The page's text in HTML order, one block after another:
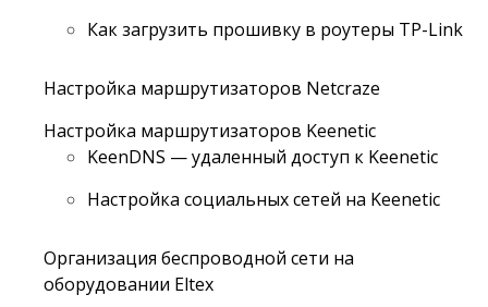
Как загрузить прошивку в роутеры TP-Link
Настройка маршрутизаторов Netcraze
Настройка маршрутизаторов Keenetic
KeenDNS — удаленный доступ к Keenetic
Настройка социальных сетей на Keenetic
Организация беспроводной сети на
оборудовании Eltex